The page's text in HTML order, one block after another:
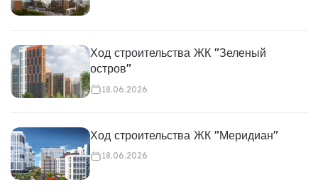
Ход строительства ЖК "Зеленый
остров"
18.06.2026
Ход строительства ЖК "Меридиан"
18.06.2026